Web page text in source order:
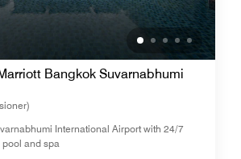
Bangkok Suvarnabhumi
International Airport with 24/7
pool and spa